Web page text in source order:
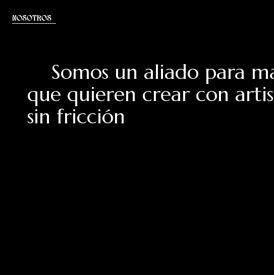
NOSOTROS
Somos un aliado para
que quieren crear con
sin fricción